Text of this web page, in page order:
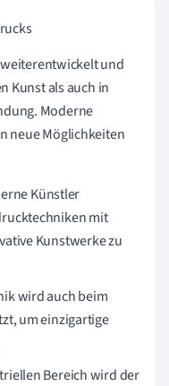
und
Kunst als auch in
Moderne
neue Möglichkeiten
Künstler
mit
Kunstwerke zu
wird auch beim
um einzigartige
Bereich wird der